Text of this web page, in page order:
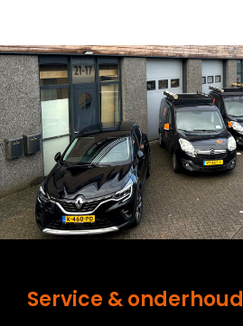
Service & onderhoud